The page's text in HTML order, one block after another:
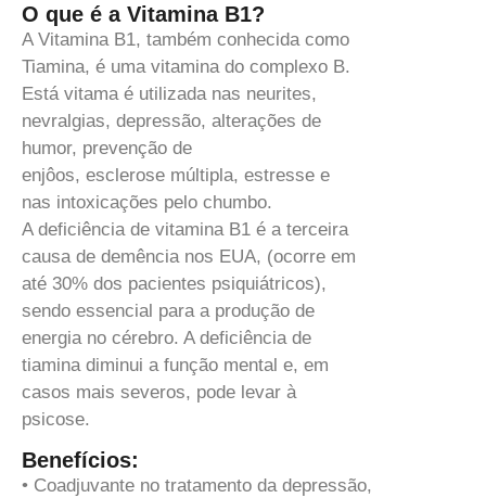
O que é a Vitamina B1?
A Vitamina B1, também conhecida como
Tiamina, é uma vitamina do complexo B.
Está vitama é utilizada nas neurites,
nevralgias, depressão, alterações de
humor, prevenção de
enjôos, esclerose múltipla, estresse e
nas intoxicações pelo chumbo.
A deficiência de vitamina B1 é a terceira
causa de demência nos EUA, (ocorre em
até 30% dos pacientes psiquiátricos),
sendo essencial para a produção de
energia no cérebro. A deficiência de
tiamina diminui a função mental e, em
casos mais severos, pode levar à
psicose.
Benefícios:
• Coadjuvante no tratamento da depressão,